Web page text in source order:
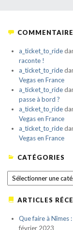
a_ticket_to_ride
raconte !
a_ticket_to_ride
Vegas en France
a_ticket_to_ride
passe à bord ?
a_ticket_to_ride
Vegas en France
a_ticket_to_ride
Vegas en France
CATÉGORIES
CATÉGORIES
ARTICLES
Que faire à Nîmes
février 2023